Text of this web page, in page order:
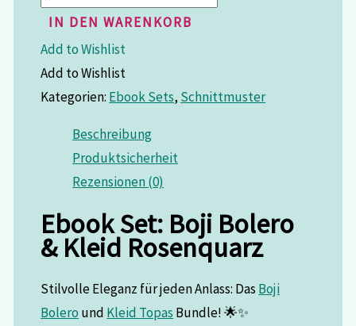
IN DEN WARENKORB
Add to Wishlist
Add to Wishlist
Kategorien: Ebook Sets, Schnittmuster
Beschreibung
Produktsicherheit
Rezensionen (0)
Ebook Set: Boji Bolero
& Kleid Rosenquarz
Stilvolle Eleganz für jeden Anlass: Das Boji
Bolero und Kleid Topas Bundle! 🌟✨